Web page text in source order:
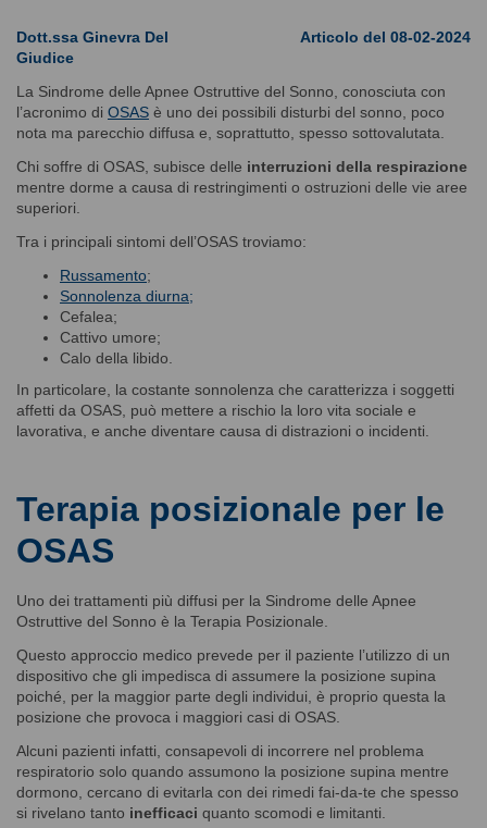
Dott.ssa Ginevra Del
Giudice
Articolo del 08-02-2024
La Sindrome delle Apnee Ostruttive del Sonno, conosciuta con
l’acronimo di OSAS è uno dei possibili disturbi del sonno, poco
nota ma parecchio diffusa e, soprattutto, spesso sottovalutata.
Chi soffre di OSAS, subisce delle interruzioni della respirazione
mentre dorme a causa di restringimenti o ostruzioni delle vie aree
superiori.
Tra i principali sintomi dell’OSAS troviamo:
Russamento;
Sonnolenza diurna;
Cefalea;
Cattivo umore;
Calo della libido.
In particolare, la costante sonnolenza che caratterizza i soggetti
affetti da OSAS, può mettere a rischio la loro vita sociale e
lavorativa, e anche diventare causa di distrazioni o incidenti.
Terapia posizionale per le
OSAS
Uno dei trattamenti più diffusi per la Sindrome delle Apnee
Ostruttive del Sonno è la Terapia Posizionale.
Questo approccio medico prevede per il paziente l’utilizzo di un
dispositivo che gli impedisca di assumere la posizione supina
poiché, per la maggior parte degli individui, è proprio questa la
posizione che provoca i maggiori casi di OSAS.
Alcuni pazienti infatti, consapevoli di incorrere nel problema
respiratorio solo quando assumono la posizione supina mentre
dormono, cercano di evitarla con dei rimedi fai-da-te che spesso
si rivelano tanto inefficaci quanto scomodi e limitanti.